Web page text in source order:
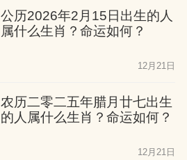
公历2026年2月15日出生的人
属什么生肖？命运如何？
12月21日
农历二零二五年腊月廿七出生
的人属什么生肖？命运如何？
12月21日